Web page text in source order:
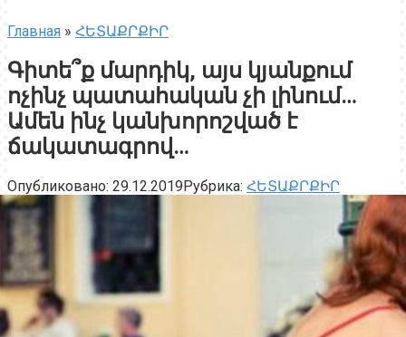
Главная » ՀԵՏԱՔՐՔԻՐ
Գիտե՞ք մարդիկ, այս կյանքում
ոչինչ պատահական չի լինում…
Ամեն ինչ կանխորոշված է
ճակատագրով…
Опубликовано: 29.12.2019Рубрика: ՀԵՏԱՔՐՔԻՐ